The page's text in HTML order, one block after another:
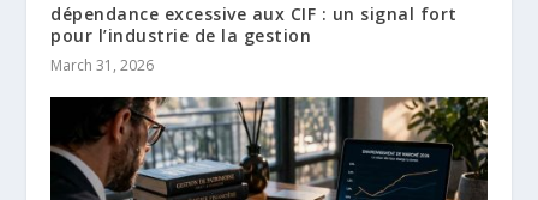
dépendance excessive aux CIF : un signal fort
pour l’industrie de la gestion
March 31, 2026